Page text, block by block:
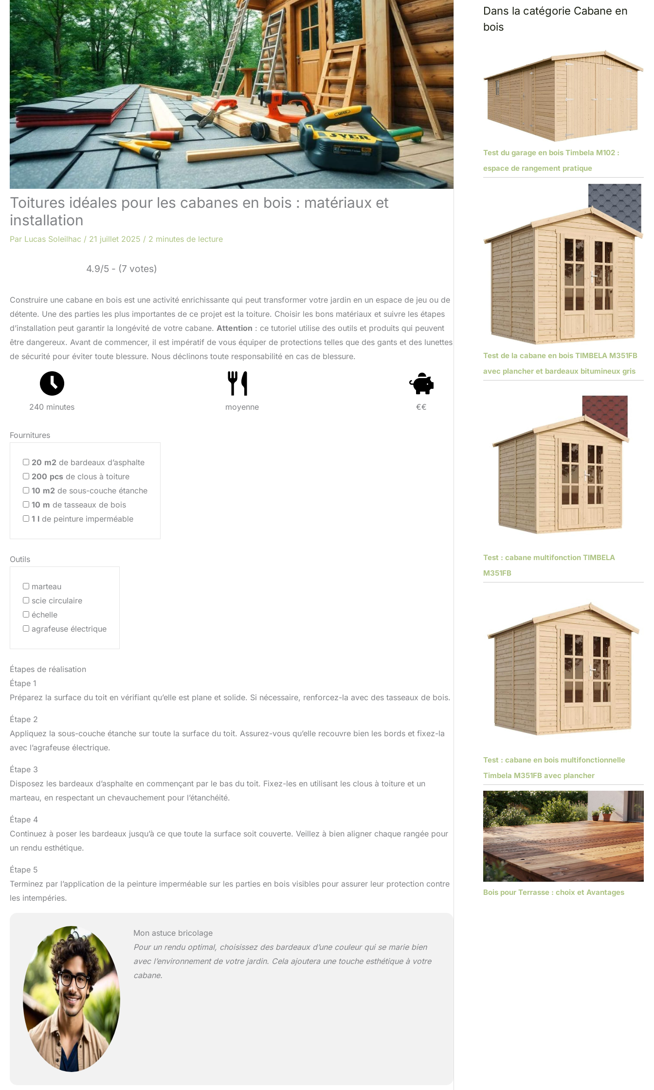
Toitures idéales pour les cabanes en bois : matériaux et
installation
Par Lucas Soleilhac / 21 juillet 2025 / 2 minutes de lecture
4.9/5 - (7 votes)
Construire une cabane en bois est une activité enrichissante qui peut transformer votre jardin en un espace de jeu ou de
détente. Une des parties les plus importantes de ce projet est la toiture. Choisir les bons matériaux et suivre les étapes
d’installation peut garantir la longévité de votre cabane. Attention : ce tutoriel utilise des outils et produits qui peuvent
être dangereux. Avant de commencer, il est impératif de vous équiper de protections telles que des gants et des lunettes
de sécurité pour éviter toute blessure. Nous déclinons toute responsabilité en cas de blessure.
240 minutes moyenne €€
Fournitures
20 m2 de bardeaux d’asphalte
200 pcs de clous à toiture
10 m2 de sous-couche étanche
10 m de tasseaux de bois
1 l de peinture imperméable
Outils
marteau
scie circulaire
échelle
agrafeuse électrique
Étapes de réalisation
Étape 1
Préparez la surface du toit en vérifiant qu’elle est plane et solide. Si nécessaire, renforcez-la avec des tasseaux de bois.
Étape 2
Appliquez la sous-couche étanche sur toute la surface du toit. Assurez-vous qu’elle recouvre bien les bords et fixez-la
avec l’agrafeuse électrique.
Étape 3
Disposez les bardeaux d’asphalte en commençant par le bas du toit. Fixez-les en utilisant les clous à toiture et un
marteau, en respectant un chevauchement pour l’étanchéité.
Étape 4
Continuez à poser les bardeaux jusqu’à ce que toute la surface soit couverte. Veillez à bien aligner chaque rangée pour
un rendu esthétique.
Étape 5
Terminez par l’application de la peinture imperméable sur les parties en bois visibles pour assurer leur protection contre
les intempéries.
Mon astuce bricolage
Pour un rendu optimal, choisissez des bardeaux d’une couleur qui se marie bien
avec l’environnement de votre jardin. Cela ajoutera une touche esthétique à votre
cabane.
Dans la catégorie Cabane en
bois
Test du garage en bois Timbela M102 :
espace de rangement pratique
Test de la cabane en bois TIMBELA M351FB
avec plancher et bardeaux bitumineux gris
Test : cabane multifonction TIMBELA
M351FB
Test : cabane en bois multifonctionnelle
Timbela M351FB avec plancher
Bois pour Terrasse : choix et Avantages